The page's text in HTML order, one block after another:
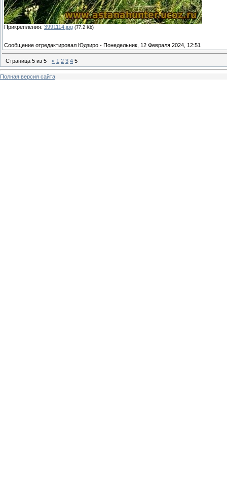
Прикрепления: 3991114.jpg (77.2 Kb)
Сообщение отредактировал Юдзиро - Понедельник, 12 Февраля 2024, 12:51
Страница 5 из 5 « 1 2 3 4 5
Полная версия сайта